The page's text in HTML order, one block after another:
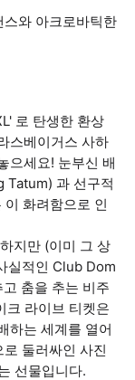
와 아크로바틱한
로 탄생한 환상
스베이거스 사하
으세요! 눈부신 배
Tatum) 과 선구적
화려함으로 인
지만 (이미 그 상
실적인 Club Dom
춤을 추는 비주
크 라이브 티켓은
하는 세계를 열어
둘러싸인 사진
선물입니다.